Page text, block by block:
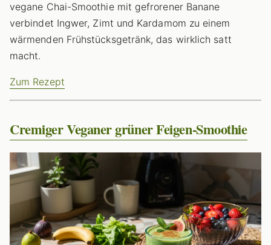
vegane Chai-Smoothie mit gefrorener Banane
verbindet Ingwer, Zimt und Kardamom zu einem
wärmenden Frühstücksgetränk, das wirklich satt
macht.
Zum Rezept
Cremiger Veganer grüner Feigen-Smoothie